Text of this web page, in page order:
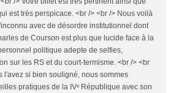
est très perspicace. <br /> <br /> Nous voilà
avec de désordre institutionnel dont
de Courson est plus que lucide face à la
politique adepte de selfies,
sur les RS et du court-termisme. <br /> <br
l'avez si bien souligné, nous sommes
pratiques de la IVᵉ République avec son